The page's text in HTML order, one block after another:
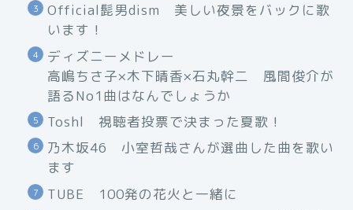
Official髭男dism 美しい夜景をバックに歌
います！
ディズニーメドレー
高嶋ちさ子×木下晴香×石丸幹二 風間俊介が
語るNo1曲はなんでしょうか
Toshl 視聴者投票で決まった夏歌！
乃木坂46 小室哲哉さんが選曲した曲を歌い
ます
TUBE 100発の花火と一緒に